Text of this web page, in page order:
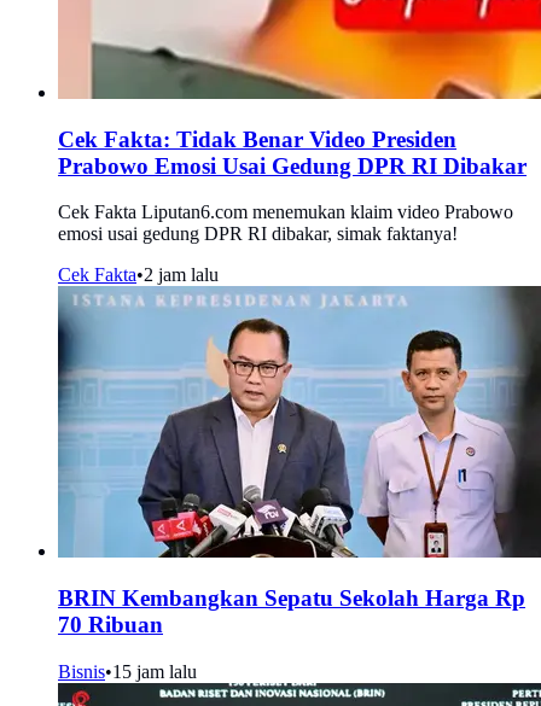
Cek Fakta: Tidak Benar Video Presiden
Prabowo Emosi Usai Gedung DPR RI Dibakar
Cek Fakta Liputan6.com menemukan klaim video Prabowo
emosi usai gedung DPR RI dibakar, simak faktanya!
Cek Fakta•2 jam lalu
BRIN Kembangkan Sepatu Sekolah Harga Rp
70 Ribuan
Bisnis•15 jam lalu